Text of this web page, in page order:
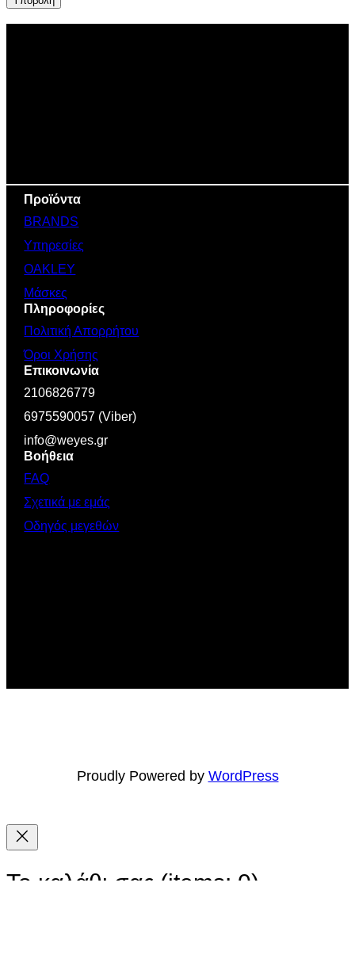
Προϊόντα
BRANDS
Υπηρεσίες
OAKLEY
Μάσκες
Πληροφορίες
Πολιτική Απορρήτου
Όροι Χρήσης
Επικοινωνία
2106826779
6975590057 (Viber)
info@weyes.gr
Βοήθεια
FAQ
Σχετικά με εμάς
Οδηγός μεγεθών
Proudly Powered by WordPress
Το καλάθι σας (items: 0)